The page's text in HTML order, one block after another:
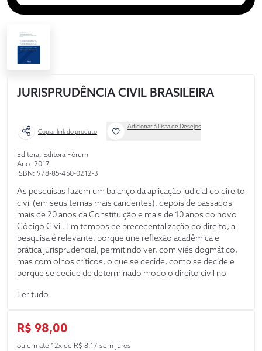
JURISPRUDÊNCIA CIVIL BRASILEIRA
Copiar link do produto
Adicionar à Lista de Desejos
Editora: Editora Fórum
Ano: 2017
ISBN: 978-85-450-0212-3
As pesquisas fazem um balanço da aplicação judicial do direito
civil (em seus temas mais candentes), depois de passados
mais de 20 anos da Constituição e mais de 10 anos do novo
Código Civil. Em tempos de precedentalização do direito, a
pesquisa é relevante, porque une reflexão acadêmica e
prática jurisprudencial, permitindo ver, com viés dogmático,
mas com olhos críticos, o que se decide, como se decide e
porque se decide de determinado modo o direito civil no
Ler tudo
R$ 98,00
ou em até 12x de R$ 8,17 sem juros